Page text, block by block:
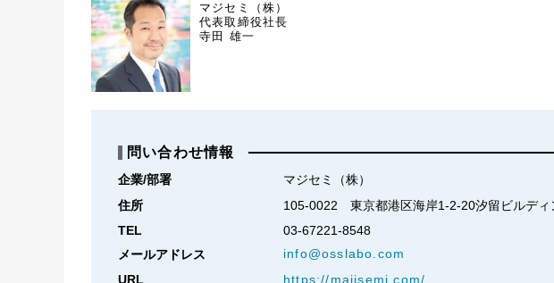
マジセミ（株）
代表取締役社長
寺田 雄一
問い合わせ情報
企業/部署
マジセミ（株）
住所
105-0022　東京都港区海岸1-2-20汐留ビルディ
TEL
03-67221-8548
メールアドレス
info@osslabo.com
URL
https://majisemi.com/